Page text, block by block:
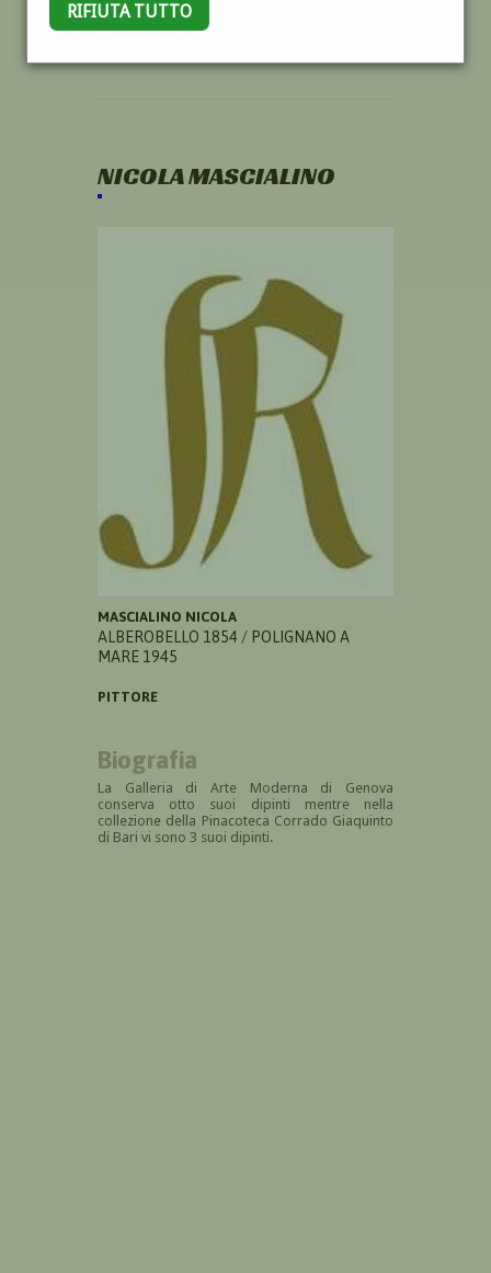
RIFIUTA TUTTO
NICOLA MASCIALINO
MASCIALINO NICOLA
ALBEROBELLO 1854 / POLIGNANO A
MARE 1945
PITTORE
Biografia
La Galleria di Arte Moderna di Genova
conserva otto suoi dipinti mentre nella
collezione della Pinacoteca Corrado Giaquinto
di Bari vi sono 3 suoi dipinti.